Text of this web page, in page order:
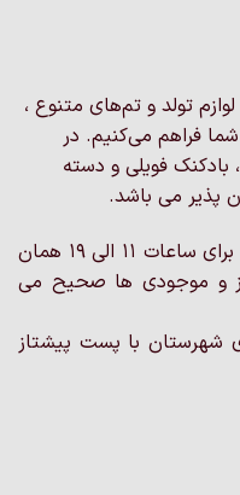
باشد.
گزینه
ها
ممکن
است
صفحه
محصول
شوند
لوازم تولد و تم‌های متنوع ،
فراهم می‌کنیم. در
بادکنک فویلی و دسته
پذیر می باشد.
اگر داخل تهران هستین ، می توانید برای ساعات 11 الی 19 همان
و موجودی ها صحیح می
شهرستان با پست پیشتاز